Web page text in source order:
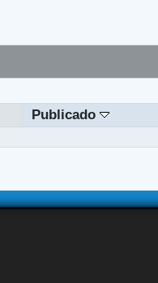
Publicado